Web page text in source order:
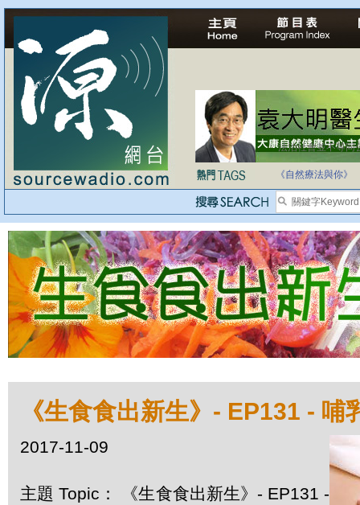
法治社會並不等同
《自然療法與你》
《生食食出新生》- EP131 - 哺
2017-11-09
主題 Topic： 《生食食出新生》- EP131 -